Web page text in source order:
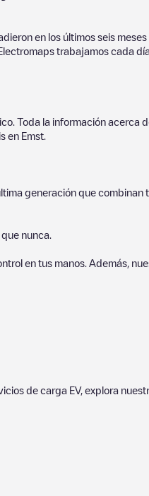
en los últimos seis meses
Electromaps trabajamos cada
Toda la información acerca
en Emst
generación que combinan
nunca.
en tus manos. Además,
de carga EV, explora